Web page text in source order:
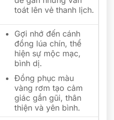
toát lên vẻ thanh lịch.
Gợi nhớ đến cánh
đồng lúa chín, thể
hiện sự mộc mạc,
bình dị.
Đồng phục màu
vàng rơm tạo cảm
giác gần gũi, thân
thiện và yên bình.